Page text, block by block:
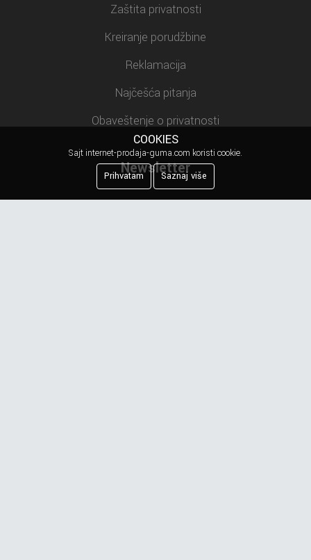
Zaštita privatnosti
Kreiranje porudžbine
Reklamacija
Najčešća pitanja
Obaveštenje o privatnosti
Newsletter
COOKIES
Sajt internet-prodaja-guma.com koristi cookie.
Prihvatam
Saznaj više